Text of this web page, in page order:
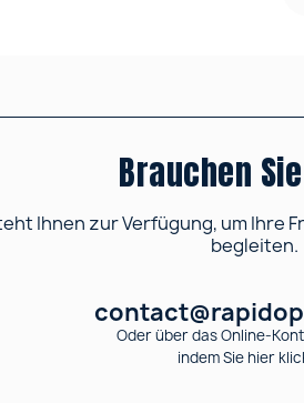
Brauchen
Ihnen zur Verfügung, um
begleiten.
Oder über das Online-
indem Sie hier